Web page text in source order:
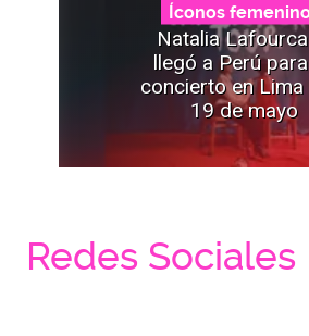
Íconos
Natalia
llegó a Perú
concierto en Lima
19 de mayo
Redes Sociales